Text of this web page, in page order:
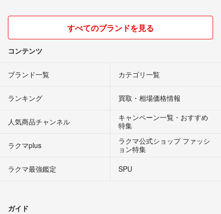
すべてのブランドを見る
コンテンツ
ブランド一覧 カテゴリ一覧
ランキング 買取・相場価格情報
人気商品チャンネル
キャンペーン一覧・おすすめ
特集
ラクマplus
ラクマ公式ショップ ファッシ
ョン特集
ラクマ最強鑑定
SPU
ガイド